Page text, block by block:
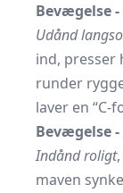
Bevægelse
Udånd
ind,
runder
laver en “C-
Bevægelse
Indånd roligt
maven